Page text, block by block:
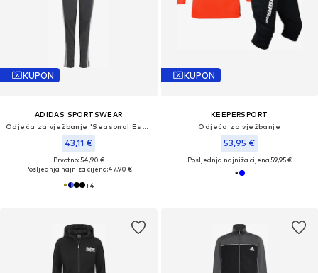
KUPON
ADIDAS SPORTSWEAR
Odjeća za vježbanje 'Seasonal Essentials Tiberio'
43,11 €
Prvotno: 54,90 €
Posljednja najniža cijena:47,90 €
+4
KUPON
KEEPERSPORT
Odjeća za vježbanje
53,95 €
Posljednja najniža cijena:59,95 €